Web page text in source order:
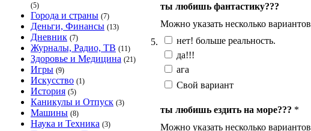
(5)
Города и страны (7)
Деньги, Финансы (13)
Дневник (7)
Журналы, Радио, ТВ (11)
Здоровье и Медицина (21)
Игры (9)
Искусство (1)
История (5)
Каникулы и Отпуск (3)
Машины (8)
Наука и Техника (3)
5.
ты любишь фантастику???
Можно указать несколько вариантов
нет! больше реальность.
да!!!
ага
Свой вариант
ты любишь ездить на море??? *
Можно указать несколько вариантов